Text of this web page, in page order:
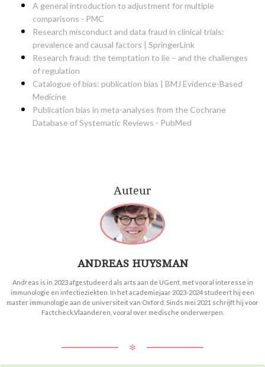
A general introduction to adjustment for multiple
comparisons - PMC
Research misconduct and data fraud in clinical trials:
prevalence and causal factors | SpringerLink
Research fraud: the temptation to lie – and the challenges
of regulation
Catalogue of bias: publication bias | BMJ Evidence-Based
Medicine
Publication bias in meta-analyses from the Cochrane
Database of Systematic Reviews - PubMed
Auteur
ANDREAS HUYSMAN
Andreas is in 2023 afgestudeerd als arts aan de UGent, met vooral interesse in
immunologie en infectieziekten. In het academiejaar 2023-2024 studeert hij een
master immunologie aan de universiteit van Oxford. Sinds mei 2021 schrijft hij voor
Factcheck.Vlaanderen, vooral over medische onderwerpen.
✻